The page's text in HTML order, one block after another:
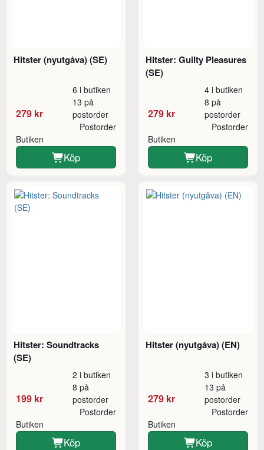
Hitster (nyutgåva) (SE)
279 kr
6 i butiken
13 på
postorder
Butiken
Postorder
Köp
Hitster: Guilty Pleasures
(SE)
279 kr
4 i butiken
8 på
postorder
Butiken
Postorder
Köp
Hitster: Soundtracks
(SE)
199 kr
2 i butiken
8 på
postorder
Butiken
Postorder
Köp
Hitster (nyutgåva) (EN)
279 kr
3 i butiken
13 på
postorder
Butiken
Postorder
Köp